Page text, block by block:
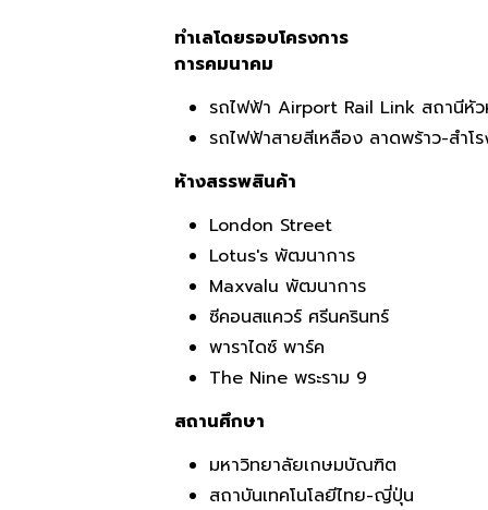
ทำเลโดยรอบโครงการ
การคมนาคม
รถไฟฟ้า Airport Rail Link สถานีหั
รถไฟฟ้าสายสีเหลือง ลาดพร้าว-สำโ
ห้างสรรพสินค้า
London Street
Lotus's พัฒนาการ
Maxvalu พัฒนาการ
ซีคอนสแควร์ ศรีนครินทร์
พาราไดซ์ พาร์ค
The Nine พระราม 9
สถานศึกษา
มหาวิทยาลัยเกษมบัณฑิต
สถาบันเทคโนโลยีไทย-ญี่ปุ่น